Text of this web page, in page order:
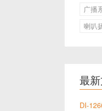
广播
喇叭
最
DI-